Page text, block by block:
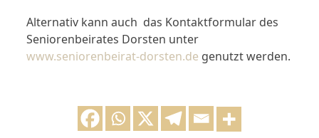
Alternativ kann auch das Kontaktformular des
Seniorenbeirates Dorsten unter
www.seniorenbeirat-dorsten.de genutzt werden.